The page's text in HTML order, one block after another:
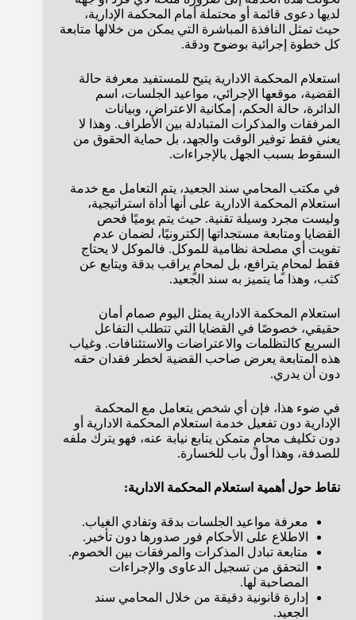
لديها دعوى قائمة أو محتملة أمام المحكمة الإدارية،
حيث تمثل النافذة المباشرة التي يمكن من خلالها متابعة
كل خطوة إجرائية بوضوح ودقة.
استعلام المحكمة الادارية يتيح للمستفيد معرفة حالة
القضية، موقعها الإجرائي، مواعيد الجلسات، اسم
الدائرة، حالة الحكم، إمكانية الاعتراض، وبيانات
المرفقات والمذكرات المتبادلة بين الأطراف. وهذا لا
يعني فقط توفير الوقت والجهد، بل حماية الحقوق من
السقوط بسبب الجهل بالإجراءات.
في مكتب المحامي سند الجعيد، يتم التعامل مع خدمة
استعلام المحكمة الادارية على أنها أداة استراتيجية،
وليست مجرد وسيلة تقنية. حيث يتم يوميًا فحص
القضايا ومتابعة مستجداتها إلكترونيًا، لضمان عدم
تفويت أي مصلحة نظامية للموكل. فالموكل لا يحتاج
فقط لمحامٍ يترافع، بل لمحامٍ يراقب بدقة ويتابع عن
كثب، وهذا ما يتميز به سند الجعيد.
استعلام المحكمة الادارية يمثل اليوم صمام أمان
حقيقي، خصوصًا في القضايا التي تتطلب التفاعل
السريع كالتظلمات والاعتراضات والاستئنافات. وغياب
هذه المتابعة يعرض صاحب القضية لخطر فقدان حقه
دون أن يدري.
في ضوء هذا، فإن أي شخص يتعامل مع المحكمة
الإدارية دون تفعيل خدمة استعلام المحكمة الادارية أو
دون تكليف محامٍ متمكن يتابع نيابة عنه، فهو يترك ملفه
للصدفة، وهذا أول باب للخسارة.
نقاط حول أهمية استعلام المحكمة الادارية:
معرفة مواعيد الجلسات بدقة وتفادي الغياب.
الاطلاع على الأحكام فور صدورها دون تأخير.
متابعة تبادل المذكرات والمرفقات بين الخصوم.
التحقق من تسجيل الدعاوى والإجراءات
المصاحبة لها.
إدارة قانونية دقيقة من خلال المحامي سند
الجعيد.